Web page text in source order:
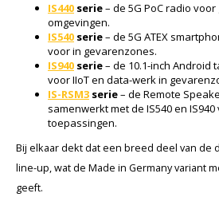
Pepperl + Fuchs
RealWear
Samsung
Sonim
IS440 serie– de 5G PoC radio
omgevingen.
IS540 serie– de 5G ATEX
voor in gevarenzones.
IS940 serie– de 10.1-inch Android
voor IIoT en data-werk in
IS-RSM3 serie– de Remote
samenwerkt met de IS540 en
toepassingen.
Bij elkaar dekt dat een breed deel van de
line-up, wat de Made in Germany variant
geeft.